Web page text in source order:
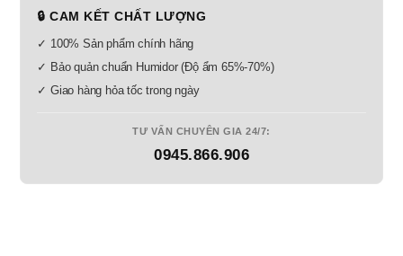
🔒 CAM KẾT CHẤT LƯỢNG
✓ 100% Sản phẩm chính hãng
✓ Bảo quản chuẩn Humidor (Độ ẩm 65%-70%)
✓ Giao hàng hỏa tốc trong ngày
TƯ VẤN CHUYÊN GIA 24/7:
0945.866.906